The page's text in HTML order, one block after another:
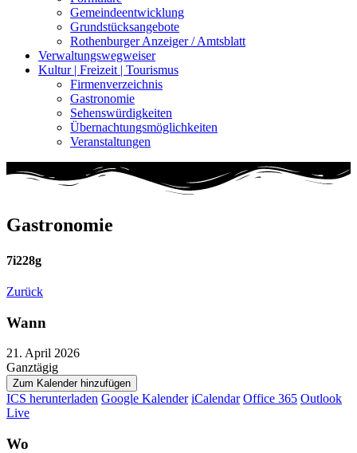
Gemeindeentwicklung
Grundstücksangebote
Rothenburger Anzeiger / Amtsblatt
Verwaltungswegweiser
Kultur | Freizeit | Tourismus
Firmenverzeichnis
Gastronomie
Sehenswürdigkeiten
Übernachtungsmöglichkeiten
Veranstaltungen
Gastronomie
7i228g
Zurück
Wann
21. April 2026
Ganztägig
Zum Kalender hinzufügen
ICS herunterladen Google Kalender iCalendar Office 365 Outlook
Live
Wo